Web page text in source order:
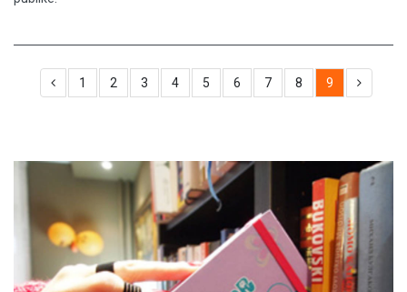
1 2 3 4 5 6 7 8 9